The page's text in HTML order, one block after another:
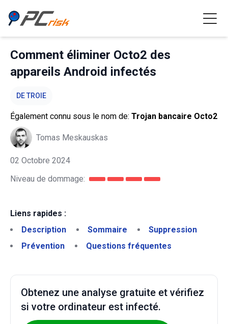
Comment éliminer Octo2 des
appareils Android infectés
DE TROIE
Également connu sous le nom de: Trojan bancaire Octo2
Tomas Meskauskas
02 Octobre 2024
Niveau de dommage:
Liens rapides :
Description
Sommaire
Suppression
Prévention
Questions fréquentes
Obtenez une analyse gratuite et vérifiez
si votre ordinateur est infecté.